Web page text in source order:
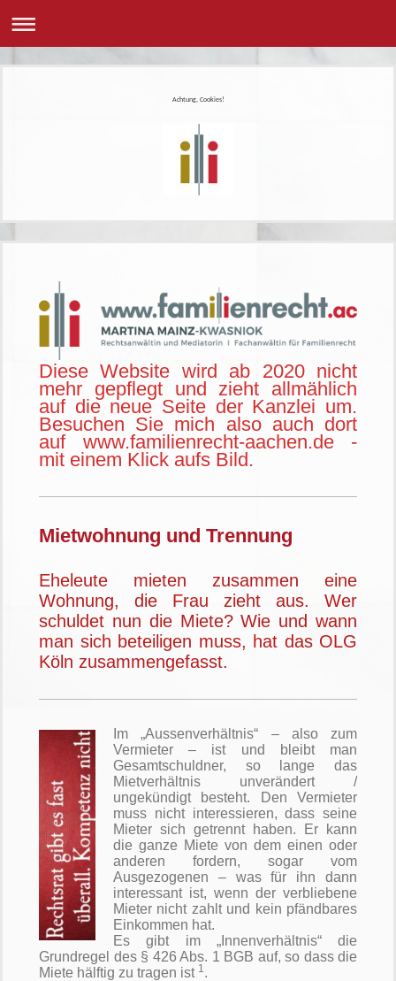
Achtung, Cookies!
Diese Website wird ab 2020 nicht
mehr gepflegt und zieht allmählich
auf die neue Seite der Kanzlei um.
Besuchen Sie mich also auch dort
auf www.familienrecht-aachen.de -
mit einem Klick aufs Bild.
Mietwohnung und Trennung
Eheleute mieten zusammen eine
Wohnung, die Frau zieht aus. Wer
schuldet nun die Miete? Wie und wann
man sich beteiligen muss, hat das OLG
Köln zusammengefasst.
Im „Aussenverhältnis“ – also zum
Vermieter – ist und bleibt man
Gesamtschuldner, so lange das
Mietverhältnis unverändert /
ungekündigt besteht. Den Vermieter
muss nicht interessieren, dass seine
Mieter sich getrennt haben. Er kann
die ganze Miete von dem einen oder
anderen fordern, sogar vom
Ausgezogenen – was für ihn dann
interessant ist, wenn der verbliebene
Mieter nicht zahlt und kein pfändbares
Einkommen hat.
Es gibt im „Innenverhältnis“ die
Grundregel des § 426 Abs. 1 BGB auf, so dass die
Miete hälftig zu tragen ist 1 .